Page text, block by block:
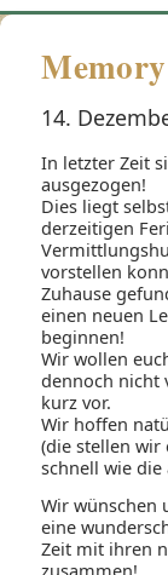
14.
In letzter Zeit
ausgezogen!
Dies liegt
derzeitigen
vorstellen
Zuhause
einen neuen
beginnen!
Wir wollen
dennoch nicht
kurz vor.
Wir hoffen
(die stellen wir
schnell wie
Wir wünschen
eine
Zeit mit ihren
zusammen!